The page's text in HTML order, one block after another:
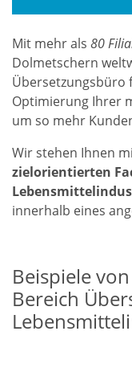
Mit mehr als 80
Dolmetschern
Übersetzungsbüro
Optimierung Ihrer
um so mehr
Wir stehen Ihnen
zielorientierten
innerhalb eines
Beispiele
Bereich